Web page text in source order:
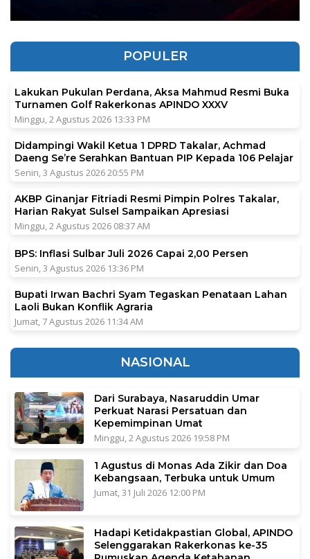
POPULER
Lakukan Pukulan Perdana, Aksa Mahmud Resmi Buka
Turnamen Golf Rakerkonas APINDO XXXV
Minggu, 2 Agustus 2026 13:33 PM
Didampingi Wakil Ketua 1 DPRD Takalar, Achmad
Daeng Se’re Serahkan Bantuan PIP Kepada 106 Pelajar
Senin, 3 Agustus 2026 20:55 PM
AKBP Ginanjar Fitriadi Resmi Pimpin Polres Takalar,
Harian Rakyat Sulsel Sampaikan Apresiasi
Minggu, 2 Agustus 2026 08:37 AM
BPS: Inflasi Sulbar Juli 2026 Capai 2,00 Persen
Senin, 3 Agustus 2026 13:36 PM
Bupati Irwan Bachri Syam Tegaskan Penataan Lahan
Laoli Bukan Konflik Agraria
Jumat, 7 Agustus 2026 11:34 AM
NASIONAL
Dari Surabaya, Nasaruddin Umar
Perkuat Narasi Persatuan dan
Kepemimpinan Umat
Minggu, 2 Agustus 2026 19:58 PM
1 Agustus di Monas Ada Zikir dan Doa
Kebangsaan, Terbuka untuk Umum
Jumat, 31 Juli 2026 12:00 PM
Hadapi Ketidakpastian Global, APINDO
Selenggarakan Rakerkonas ke-35